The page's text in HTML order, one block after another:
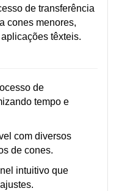
de transferência
cones menores,
têxteis.
de
tempo e
com diversos
de cones.
intuitivo que